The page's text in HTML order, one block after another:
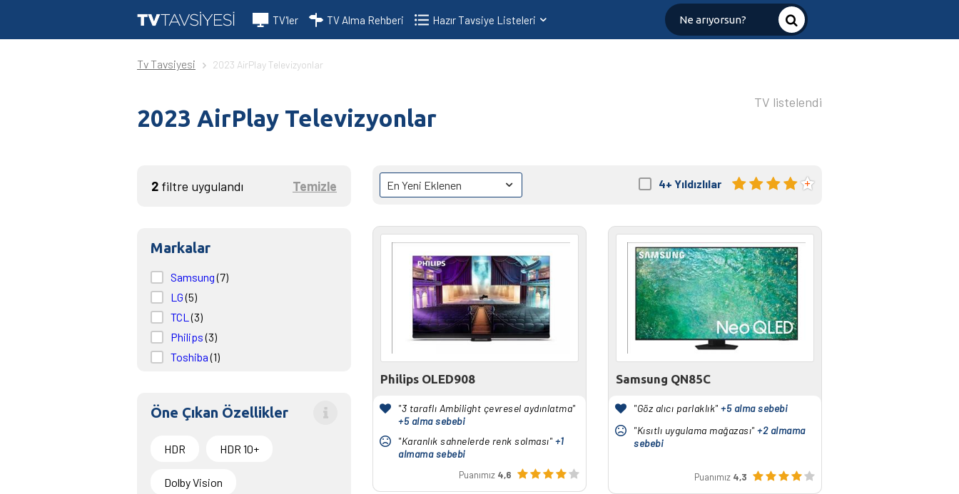
TV'ler TV Alma Rehberi Hazır Tavsiye Listeleri
Tv Tavsiyesi 2023 AirPlay Televizyonlar
2023 AirPlay Televizyonlar
TV listelendi
2 filtre uygulandı Temizle
Markalar
Samsung(7)
LG(5)
TCL(3)
Philips(3)
Toshiba(1)
Öne Çıkan Özellikler
HDR HDR 10+
Dolby Vision
4+ Yıldızlılar
Philips OLED908
"3 taraflı Ambilight çevresel aydınlatma"
+5 alma sebebi
"Karanlık sahnelerde renk solması" +1
almama sebebi
Puanımız 4,6
Samsung QN85C
"Göz alıcı parlaklık" +5 alma sebebi
"Kısıtlı uygulama mağazası" +2 almama
sebebi
Puanımız 4,3